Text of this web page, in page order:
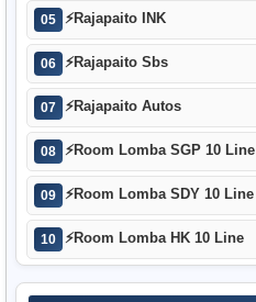
05 ⚡Rajapaito INK
06 ⚡Rajapaito Sbs
07 ⚡Rajapaito Autos
08 ⚡Room Lomba SGP 10 Line
09 ⚡Room Lomba SDY 10 Line
10 ⚡Room Lomba HK 10 Line